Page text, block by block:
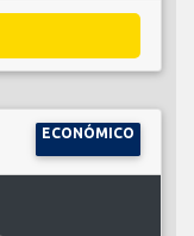
ECONÓMICO